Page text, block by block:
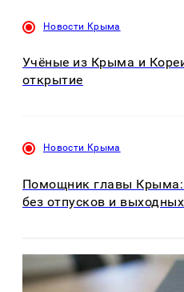
Новости Крыма
Учёные из Крыма и
открытие
Новости Крыма
Помощник главы Крыма:
без отпусков и выходных